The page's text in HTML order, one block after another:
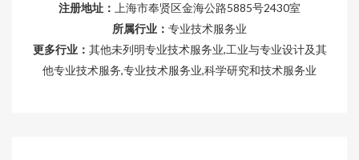
注册地址：
上海市奉贤区金海公路5885号2430室
所属行业： 专业技术服务业
更多行业： 其他未列明专业技术服务业,工业与专业设计及其
他专业技术服务,专业技术服务业,科学研究和技术服务业